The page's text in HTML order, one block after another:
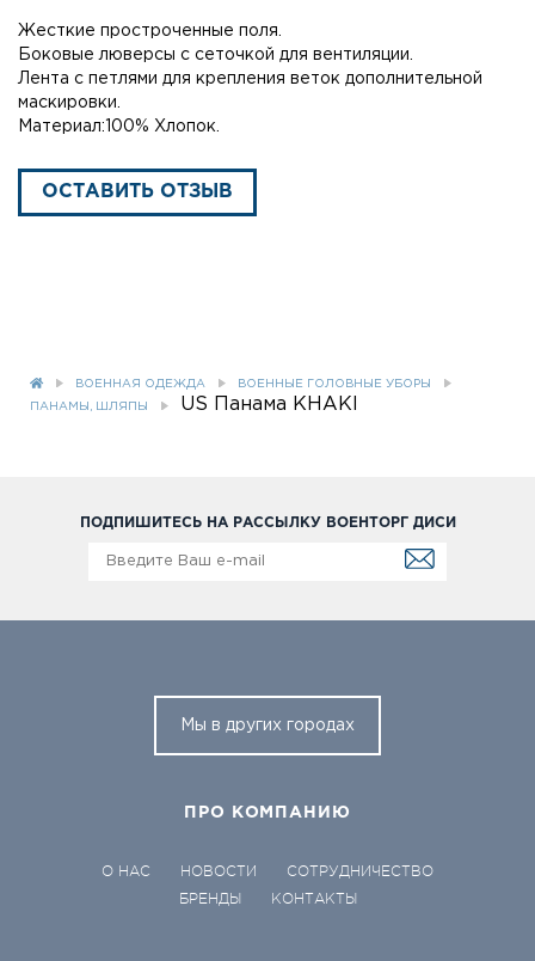
Жесткие простроченные поля.
Боковые люверсы с сеточкой для вентиляции.
Лента с петлями для крепления веток дополнительной
маскировки.
Материал:100% Хлопок.
ОСТАВИТЬ ОТЗЫВ
ВОЕННАЯ ОДЕЖДА ВОЕННЫЕ ГОЛОВНЫЕ УБОРЫ
ПАНАМЫ, ШЛЯПЫ US Панама KHAKI
ПОДПИШИТЕСЬ НА РАССЫЛКУ ВОЕНТОРГ ДИСИ
Мы в других городах
ПРО КОМПАНИЮ
О НАС НОВОСТИ
СОТРУДНИЧЕСТВО
БРЕНДЫ
КОНТАКТЫ